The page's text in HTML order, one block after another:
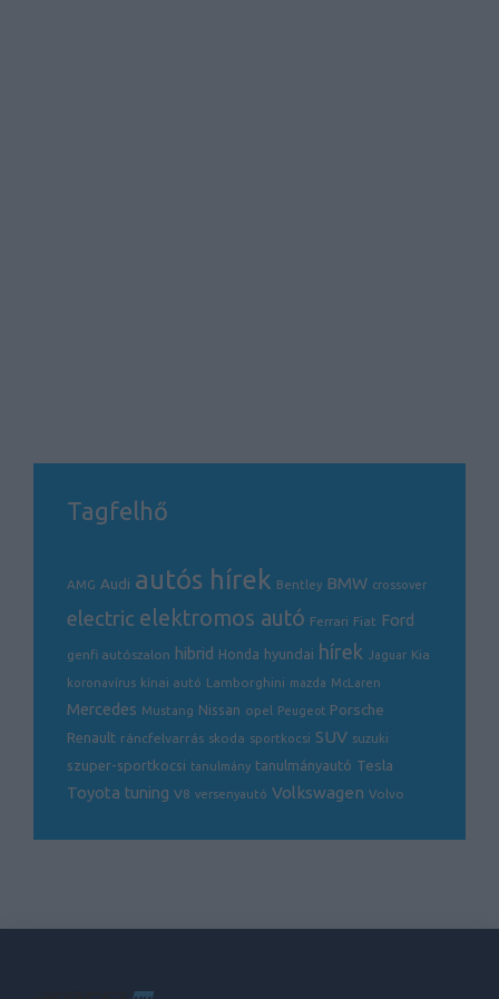
Tagfelhő
AMG Audi autós hírek Bentley BMW crossover
electric elektromos autó Ferrari Fiat Ford
genfi autószalon hibrid Honda hyundai hírek Jaguar Kia
koronavírus kínai autó Lamborghini mazda McLaren
Mercedes Mustang Nissan opel Peugeot Porsche
Renault ráncfelvarrás skoda sportkocsi SUV suzuki
szuper-sportkocsi tanulmány tanulmányautó Tesla
Toyota tuning V8 versenyautó Volkswagen Volvo